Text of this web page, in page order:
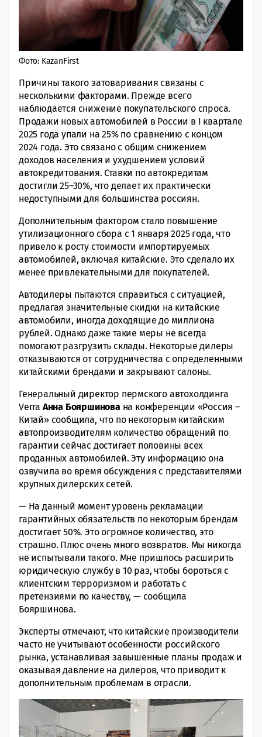
Фото: KazanFirst
Причины такого затоваривания связаны с
несколькими факторами. Прежде всего
наблюдается снижение покупательского спроса.
Продажи новых автомобилей в России в I квартале
2025 года упали на 25% по сравнению с концом
2024 года. Это связано с общим снижением
доходов населения и ухудшением условий
автокредитования. Ставки по автокредитам
достигли 25–30%, что делает их практически
недоступными для большинства россиян.
Дополнительным фактором стало повышение
утилизационного сбора с 1 января 2025 года, что
привело к росту стоимости импортируемых
автомобилей, включая китайские. Это сделало их
менее привлекательными для покупателей.
Автодилеры пытаются справиться с ситуацией,
предлагая значительные скидки на китайские
автомобили, иногда доходящие до миллиона
рублей. Однако даже такие меры не всегда
помогают разгрузить склады. Некоторые дилеры
отказываются от сотрудничества с определенными
китайскими брендами и закрывают салоны.
Генеральный директор пермского автохолдинга
Verra Анна Бояршинована конференции «Россия –
Китай» сообщила, что по некоторым китайским
автопроизводителям количество обращений по
гарантии сейчас достигает половины всех
проданных автомобилей. Эту информацию она
озвучила во время обсуждения с представителями
крупных дилерских сетей.
— На данный момент уровень рекламации
гарантийных обязательств по некоторым брендам
достигает 50%. Это огромное количество, это
страшно. Плюс очень много возвратов. Мы никогда
не испытывали такого. Мне пришлось расширить
юридическую службу в 10 раз, чтобы бороться с
клиентским терроризмом и работать с
претензиями по качеству, — сообщила
Бояршинова.
Эксперты отмечают, что китайские производители
часто не учитывают особенности российского
рынка, устанавливая завышенные планы продаж и
оказывая давление на дилеров, что приводит к
дополнительным проблемам в отрасли.